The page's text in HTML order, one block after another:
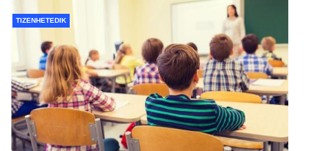
TIZENHETEDIK